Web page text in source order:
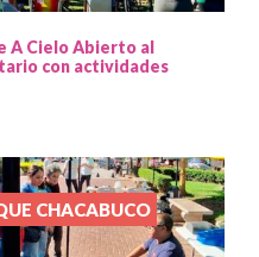
A Cielo Abierto al
con actividades
CHACABUCO